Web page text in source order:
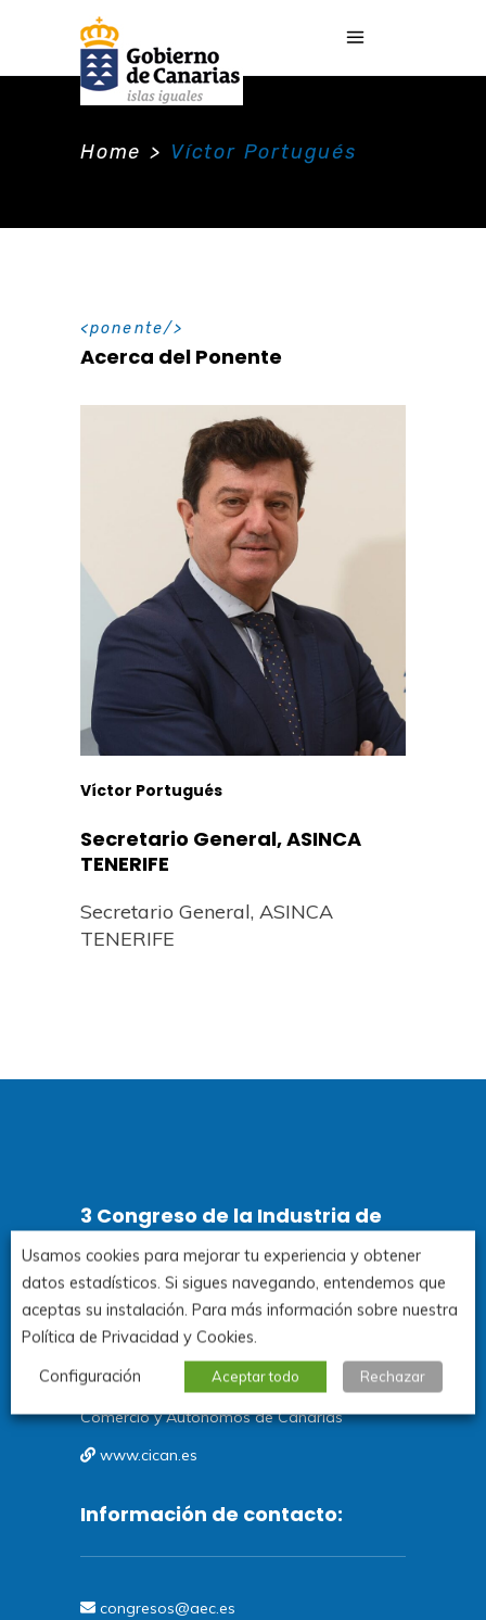
Home > Víctor Portugués
ponente
Acerca del Ponente
Víctor Portugués
Secretario General, ASINCA
TENERIFE
Secretario General, ASINCA
TENERIFE
3 Congreso de la Industria de
Canarias
Santa Cruz de Tenerife.
3y 4 de noviembre de 2026
Organiza: Consejería de Economía, Industria,
Comercio y Autónomos de Canarias
www.cican.es
Información de contacto:
congresos@aec.es
Usamos cookies para mejorar tu experiencia y obtener
datos estadísticos. Si sigues navegando, entendemos que
aceptas su instalación. Para más información sobre nuestra
Política de Privacidad y Cookies.
Configuración
Aceptar todo Rechazar